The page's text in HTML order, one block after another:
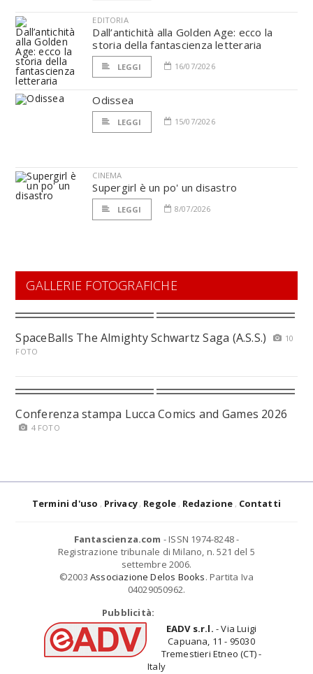
EDITORIA
Dall’antichità alla Golden Age: ecco la
storia della fantascienza letteraria
LEGGI 16/07/2026
Odissea
LEGGI 15/07/2026
CINEMA
Supergirl è un po' un disastro
LEGGI 8/07/2026
GALLERIE FOTOGRAFICHE
SpaceBalls The Almighty Schwartz Saga (A.S.S.)
10
FOTO
Conferenza stampa Lucca Comics and Games 2026
4 FOTO
Termini d'uso Privacy Regole Redazione Contatti
Fantascienza.com - ISSN 1974-8248 -
Registrazione tribunale di Milano, n. 521 del 5
settembre 2006.
©2003 Associazione Delos Books. Partita Iva
04029050962.
Pubblicità:
EADV s.r.l. - Via Luigi
Capuana, 11 - 95030
Tremestieri Etneo (CT) -
Italy